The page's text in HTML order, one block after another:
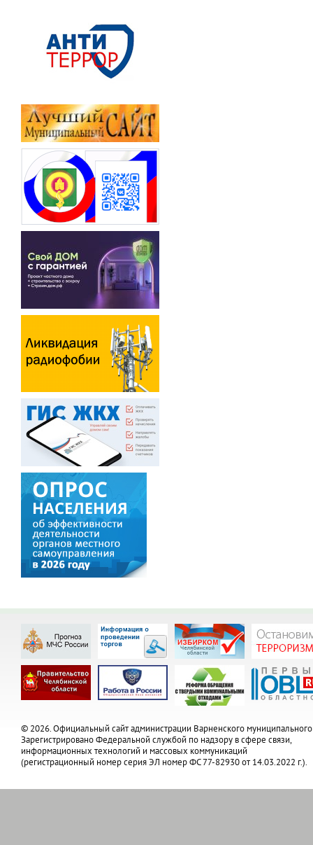
© 2026. Официальный сайт администрации Варненского муниципального
Зарегистрировано Федеральной службой по надзору в сфере связи,
информационных технологий и массовых коммуникаций
(регистрационный номер серия ЭЛ номер ФС 77-82930 от 14.03.2022 г.).